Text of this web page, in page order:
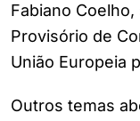
Fabiano
Provisório de
União Europeia
Outros temas